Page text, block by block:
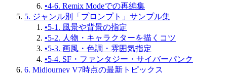
•4-6. Remix Modeでの再編集
5. ジャンル別「プロンプト」サンプル集
•5-1. 風景や背景の指定
•5-2. 人物・キャラクターを描くコツ
•5-3. 画風・色調・雰囲気指定
•5-4. SF・ファンタジー・サイバーパンク
6. Midjourney V7時点の最新トピックス